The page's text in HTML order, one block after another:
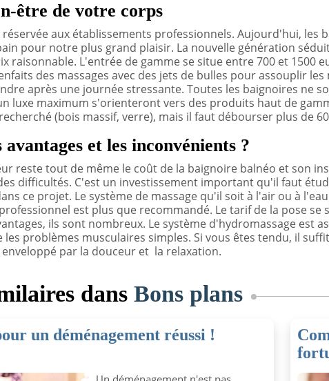
être de votre corps
aux établissements professionnels. Aujourd'hui, les
pour notre plus grand plaisir. La nouvelle génération
raisonnable. L'entrée de gamme se situe entre 700 et 1500
des massages avec des jets de bulles pour assouplir
après une journée stressante. Toutes les baignoires ne
luxe maximum s'orienteront vers des produits haut de
(bois massif, verre), mais il faut débourser plus de
avantages et les inconvénients ?
reste tout de même le coût de la baignoire balnéo et son
difficultés. C'est un investissement important qu'il faut
ce projet. Le système de massage qu'il soit à l'air ou à
est plus que recommandé. Le tarif de la pose se
ils sont nombreux. Le système d'hydromassage est
problèmes musculaires simples. Si vous êtes tendu, il
par la douceur et la relaxation.
dans Bons plans
un déménagement réussi !